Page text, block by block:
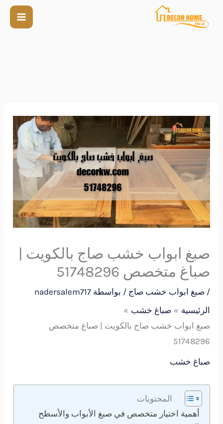
صبغ ابواب خشب صاج بالكويت |
صباغ متخصص 51748296
/صبغ ابواب خشب صاج / بواسطة nadersalem717
الرئيسية
صباغ خشب
صبغ ابواب خشب صاج بالكويت | صباغ متخصص
51748296
صباغ خشب
المحتويات
أهمية اختيار متخصص في صبغ الأبواب والأسطح